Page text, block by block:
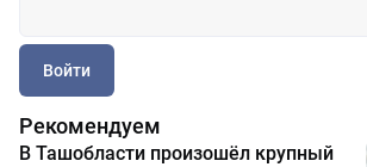
Войти
Рекомендуем
В Ташобласти произошёл крупный